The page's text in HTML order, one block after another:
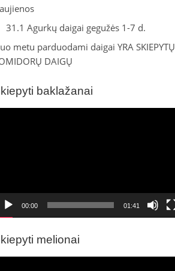
31.1 Agurkų daigai gegužės 1-7 d.
metu parduodami daigai YRA SKIEPYTŲ
DAIGŲ
baklažanai
00:00 01:41
melionai